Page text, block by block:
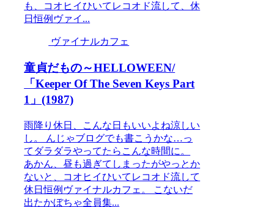
も、コオヒイひいてレコオド流して、休
日恒例ヴァイ...
ヴァイナルカフェ
童貞だもの～HELLOWEEN/
「Keeper Of The Seven Keys Part
1」(1987)
雨降り休日、こんな日もいいよね涼しい
し。 んじゃブログでも書こうかな…っ
てダラダラやってたらこんな時間に。
あかん、昼も過ぎてしまったがやっとか
ないと、コオヒイひいてレコオド流して
休日恒例ヴァイナルカフェ。 こないだ
出たかぼちゃ全員集...